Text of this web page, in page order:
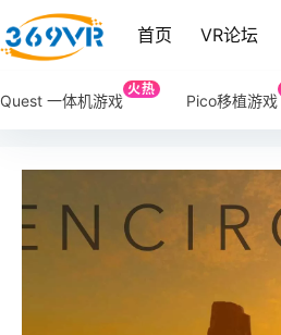
首页 VR论坛
Quest 一体机游戏
火热
Pico移植游戏